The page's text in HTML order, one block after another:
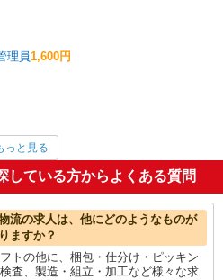
理員1,600円
1,352円
見る
っと見る
している方からよくある質問
流の求人は、他にどのようなものが
ますか？
トの他に、梱包・仕分け・ピッキン
査、製造・組立・加工など様々な求